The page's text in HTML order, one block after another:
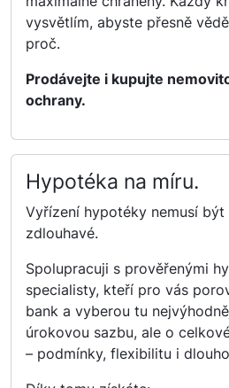
vysvětlím, abyste přesně
proč.
Prodávejte i kupujte
ochrany.
Hypotéka na míru.
Vyřízení hypotéky nemusí být
zdlouhavé.
Spolupracuji s prověřenými
specialisty, kteří pro vás
bank a vyberou tu
úrokovou sazbu, ale o
– podmínky, flexibilitu i